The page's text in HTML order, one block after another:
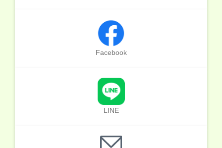
Facebook
LINE